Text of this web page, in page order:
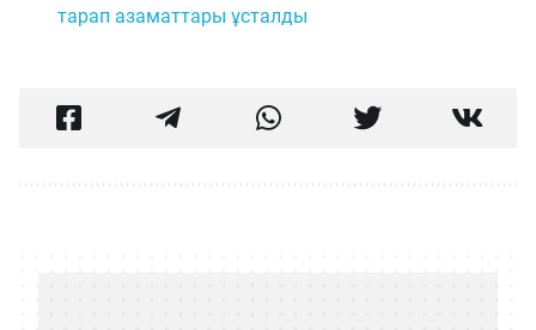
тарап азаматтары ұсталды